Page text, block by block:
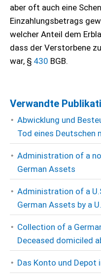
aber oft auch eine
Einzahlungsbetrags
welcher Anteil dem
dass der Verstorbene
war, § 430 BGB.
Verwandte
Abwicklung und
Tod eines Deutschen
Administration of a
German Assets
Administration of a
German Assets by a
Collection of a
Deceased domiciled
Das Konto und Depot